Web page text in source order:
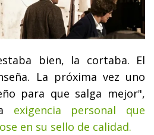
bien, la cortaba. El
La próxima vez uno
para que salga mejor",
exigencia personal que
en su sello de calidad.